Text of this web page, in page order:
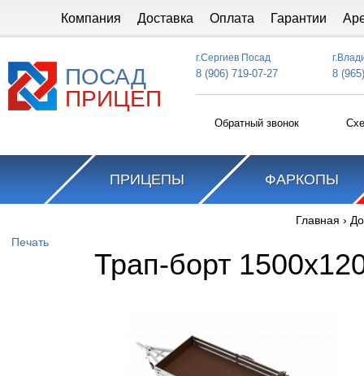
Компания Доставка Оплата Гарантии
ПОСАД
ПРИЦЕП
г.Сергиев Посад
8 (906) 719-07-27 8
Обратный звонок
ПРИЦЕПЫ ФАРКОПЫ
Главная ›
Печать
Трап-борт